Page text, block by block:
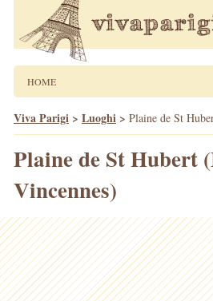
HOME
Viva Parigi > Luoghi > Plaine de St
Plaine de St Hubert
Vincennes)